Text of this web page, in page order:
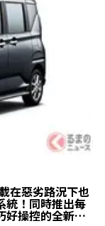
在惡劣路況下也
！同時推出每
好操控的全新